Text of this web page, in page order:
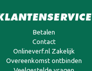
Betalen
Contact
Onlineverf.nl Zakelijk
Overeenkomst ontbinden